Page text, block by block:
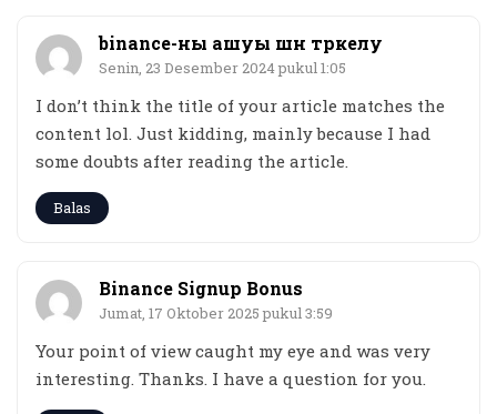
binance-ны ашуы шн тркелу
Senin, 23 Desember 2024 pukul 1:05
I don’t think the title of your article matches the
content lol. Just kidding, mainly because I had
some doubts after reading the article.
Balas
Binance Signup Bonus
Jumat, 17 Oktober 2025 pukul 3:59
Your point of view caught my eye and was very
interesting. Thanks. I have a question for you.